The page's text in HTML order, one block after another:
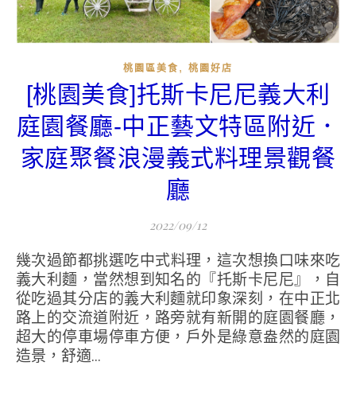
桃園區美食 , 桃園好店
[桃園美食]托斯卡尼尼義大利
庭園餐廳-中正藝文特區附近．
家庭聚餐浪漫義式料理景觀餐
廳
2022/09/12
幾次過節都挑選吃中式料理，這次想換口味來吃
義大利麵，當然想到知名的『托斯卡尼尼』，自
從吃過其分店的義大利麵就印象深刻，在中正北
路上的交流道附近，路旁就有新開的庭園餐廳，
超大的停車場停車方便，戶外是綠意盎然的庭園
造景，舒適...